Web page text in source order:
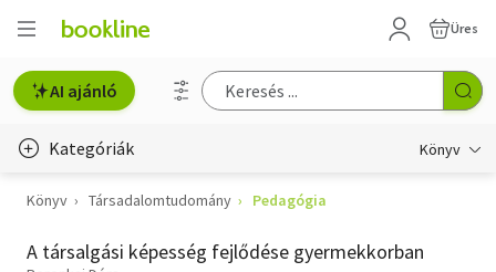
Üres
AI ajánló
Kategóriák Könyv
Életmód, egészség
Erotika
Könyv Társadalomtudomány Pedagógia
A társalgási képesség fejlődése gyermekkorban